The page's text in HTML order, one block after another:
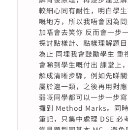
較細心同有耐性，明白學
嘅地方，所以我唔會因為
加唔會去笑你 反而會一步
探討點樣計、點樣理解題
為止 同埋我會鼓勵學生 重
會睇到學生嘅付出 課堂上
解成清晰步驟，例如先睇
屬於邊一類，之後再用對
弱嘅同學都可以一步一步
攞到 Method Marks。同
筆記，只集中處理 DSE